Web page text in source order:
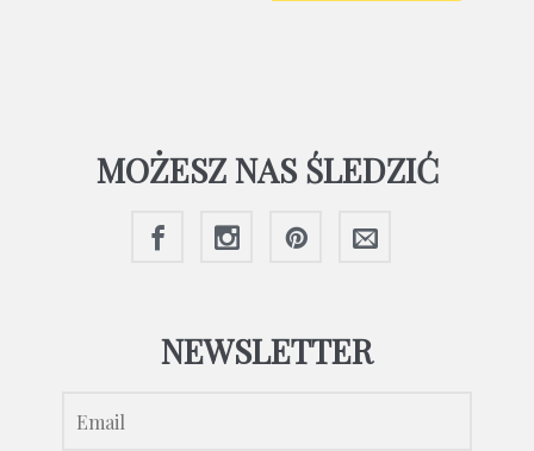
MOŻESZ NAS ŚLEDZIĆ
NEWSLETTER